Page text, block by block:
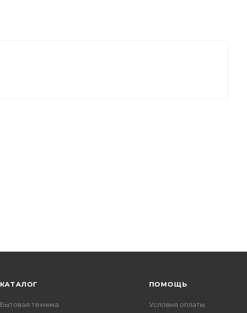
КАТАЛОГ
Бытовая техника
ПОМОЩЬ
Условия оплаты